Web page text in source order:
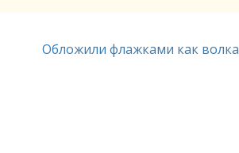
Обложили флажками как волка